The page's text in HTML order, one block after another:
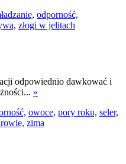
odporność,
złogi w jelitach
odpowiednio dawkować i
»
owoce, pory roku, seler,
zima